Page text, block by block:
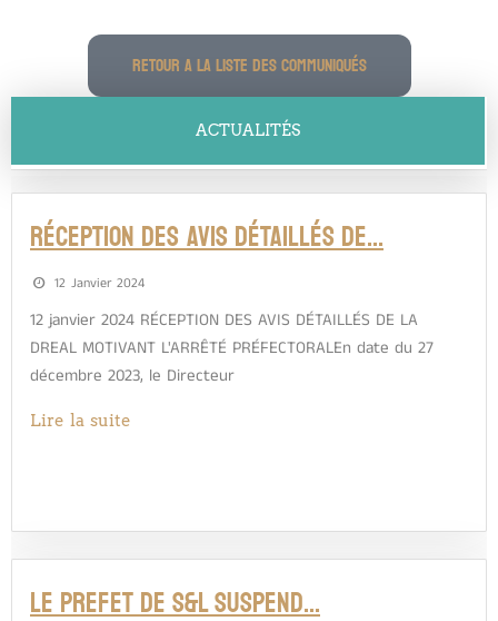
RETOUR A LA LISTE DES COMMUNIQUÉS
ACTUALITÉS
RÉCEPTION DES AVIS DÉTAILLÉS DE…
12 Janvier 2024
12 janvier 2024 RÉCEPTION DES AVIS DÉTAILLÉS DE LA
DREAL MOTIVANT L'ARRÊTÉ PRÉFECTORALEn date du 27
décembre 2023, le Directeur
Lire la suite
LE PREFET DE S&L SUSPEND…